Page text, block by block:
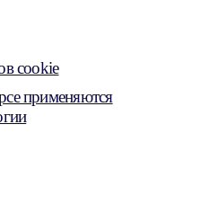
cookie
применяются